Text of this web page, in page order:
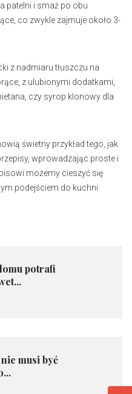
patelni i smaż po obu
co zwykle zajmuje około 3-
z nadmiaru tłuszczu na
z ulubionymi dodatkami,
czy syrop klonowy dla
świetny przykład tego, jak
wprowadzając proste i
możemy cieszyć się
podejściem do kuchni
potrafi
musi być